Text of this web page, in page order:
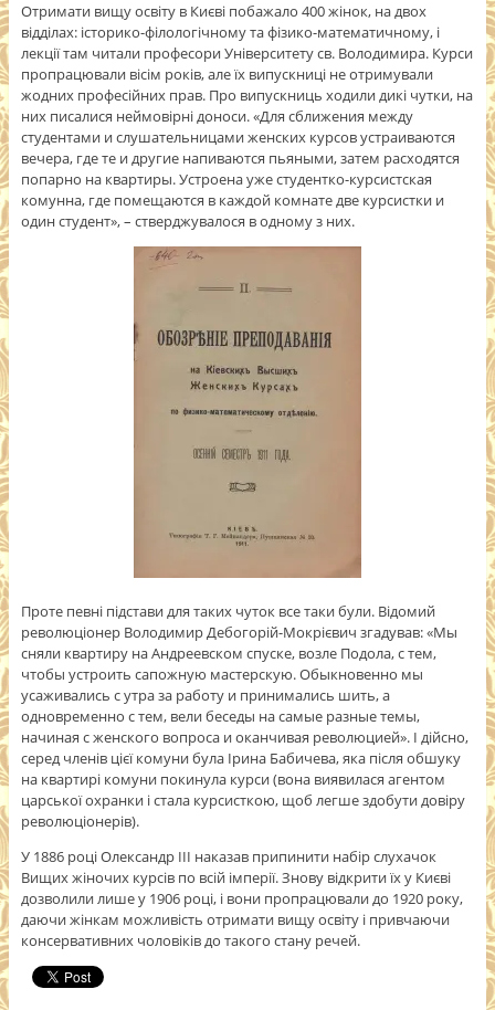
Отримати вищу освіту в Києві побажало 400 жінок, на двох
відділах: історико-філологічному та фізико-математичному, і
лекції там читали професори Університету св. Володимира. Курси
пропрацювали вісім років, але їх випускниці не отримували
жодних професійних прав. Про випускниць ходили дикі чутки, на
них писалися неймовірні доноси. «Для сближения между
студентами и слушательницами женских курсов устраиваются
вечера, где те и другие напиваются пьяными, затем расходятся
попарно на квартиры. Устроена уже студентко-курсистская
комунна, где помещаются в каждой комнате две курсистки и
один студент», – стверджувалося в одному з них.
Проте певні підстави для таких чуток все таки були. Відомий
революціонер Володимир Дебогорій-Мокрієвич згадував: «Мы
сняли квартиру на Андреевском спуске, возле Подола, с тем,
чтобы устроить сапожную мастерскую. Обыкновенно мы
усаживались с утра за работу и принимались шить, а
одновременно с тем, вели беседы на самые разные темы,
начиная с женского вопроса и оканчивая революцией». І дійсно,
серед членів цієї комуни була Ірина Бабичева, яка після обшуку
на квартирі комуни покинула курси (вона виявилася агентом
царської охранки і стала курсисткою, щоб легше здобути довіру
революціонерів).
У 1886 році Олександр ІІІ наказав припинити набір слухачок
Вищих жіночих курсів по всій імперії. Знову відкрити їх у Києві
дозволили лише у 1906 році, і вони пропрацювали до 1920 року,
даючи жінкам можливість отримати вищу освіту і привчаючи
консервативних чоловіків до такого стану речей.